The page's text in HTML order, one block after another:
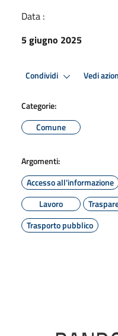
Data :
5 giugno 2025
Condividi Vedi
Categorie:
Comune
Argomenti:
Accesso all'informazione
Lavoro
Trasporto pubblico